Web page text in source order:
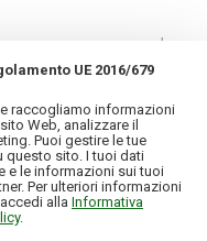
UE 2016/679
raccogliamo informazioni
Web, analizzare il
Puoi gestire le tue
questo sito. I tuoi dati
e le informazioni sui tuoi
Per ulteriori informazioni
alla Informativa
.